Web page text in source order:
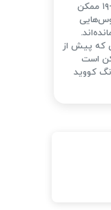
یک مطالعه جدید نشان می‌دهد ابتلا به کووید-۱۹ ممکن
که پیش از
است
کووید